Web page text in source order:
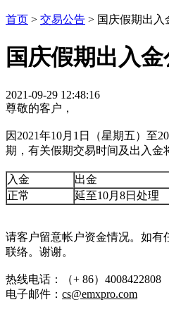
首页 > 交易公告 > 国庆假期出入
国庆假期出入
2021-09-29 12:48:16
尊敬的客户，
因2021年10月1日（星期五）至
期，有关假期交易时间及出入金
入金
出金
正常
延至10月8日处理
请客户留意帐户资金情况。如有
联络。谢谢。
热线电话：（+ 86）4008422808
电子邮件： cs@emxpro.com